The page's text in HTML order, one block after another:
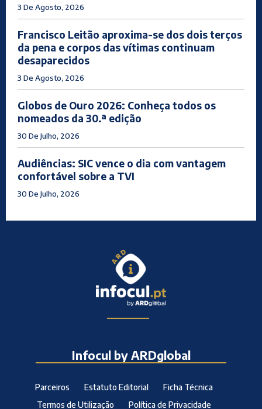
3 De Agosto, 2026
Francisco Leitão aproxima-se dos dois terços
da pena e corpos das vítimas continuam
desaparecidos
3 De Agosto, 2026
Globos de Ouro 2026: Conheça todos os
nomeados da 30.ª edição
30 De Julho, 2026
Audiências: SIC vence o dia com vantagem
confortável sobre a TVI
30 De Julho, 2026
Infocul by ARDglobal
Parceiros Estatuto Editorial
Ficha Técnica
Termos de Utilização
Política de Privacidade